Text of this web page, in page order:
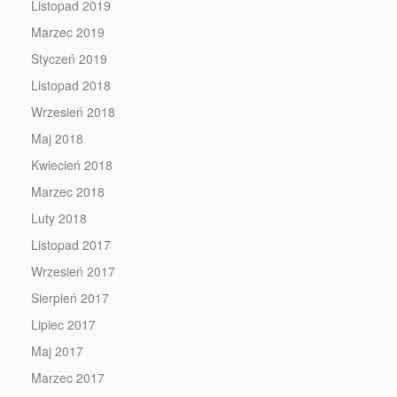
Listopad 2019
Marzec 2019
Styczeń 2019
Listopad 2018
Wrzesień 2018
Maj 2018
Kwiecień 2018
Marzec 2018
Luty 2018
Listopad 2017
Wrzesień 2017
Sierpień 2017
Lipiec 2017
Maj 2017
Marzec 2017